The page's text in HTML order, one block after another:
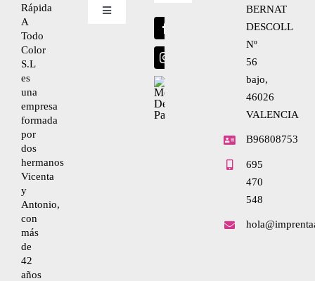
Rápida
A
Todo
Color
S.L
es
una
empresa
formada
por
dos
hermanos
Vicenta
y
Antonio,
con
más
de
42
años
Toggle
Condiciones de uso
BERNAT
DESCOLL
Nº
56
bajo,
46026
VALENCIA
B96808753
695
470
548